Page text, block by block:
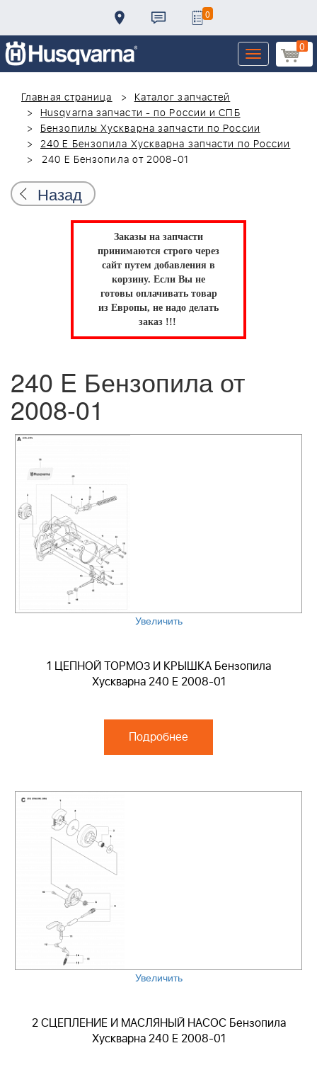
0
0
Toggle
navigation
Главная страница
Каталог запчастей
Husqvarna запчасти - по России и СПБ
Бензопилы Хускварна запчасти по России
240 E Бензопила Хускварна запчасти по России
240 E Бензопила от 2008-01
Назад
Заказы на запчасти
принимаются строго через
сайт путем добавления в
корзину. Если Вы не
готовы оплачивать товар
из Европы, не надо делать
заказ !!!
240 E Бензопила от
2008-01
Увеличить
1 ЦЕПНОЙ ТОРМОЗ И КРЫШКА Бензопила
Хускварна 240 E 2008-01
Подробнее
Увеличить
2 СЦЕПЛЕНИЕ И МАСЛЯНЫЙ НАСОС Бензопила
Хускварна 240 E 2008-01